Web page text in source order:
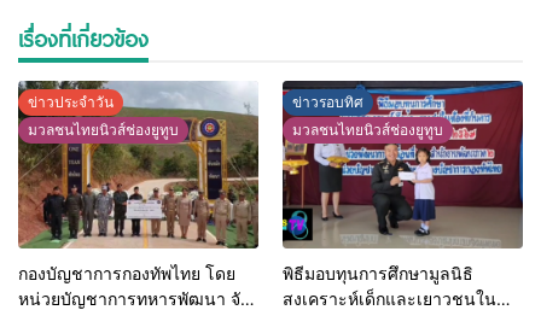
เรื่องที่เกี่ยวข้อง
ข่าวประจำวัน
มวลชนไทยนิวส์ช่องยูทูบ
กองบัญชาการกองทัพไทย โดย
หน่วยบัญชาการทหารพัฒนา จัด
ข่าวรอบทิศ
มวลชนไทยนิวส์ช่องยูทูบ
พิธีมอบทุนการศึกษามูลนิธิ
สงเคราะห์เด็กและเยาวชนใน